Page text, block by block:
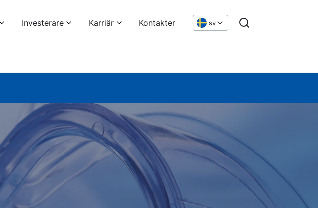
Investerare Karriär Kontakter sv